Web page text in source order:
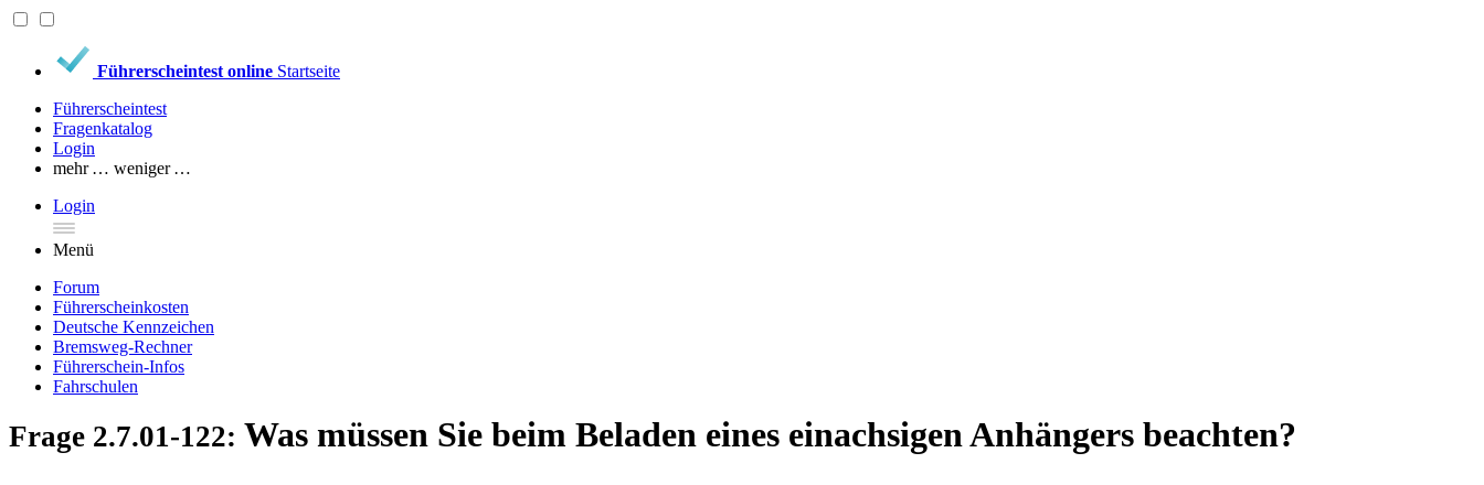
Führerscheintest online Startseite
Führerscheintest
Fragenkatalog
Login
mehr … weniger …
Login
Menü
Forum
Führerscheinkosten
Deutsche Kennzeichen
Bremsweg-Rechner
Führerschein-Infos
Fahrschulen
Frage 2.7.01-122: Was müssen Sie beim Beladen eines einachsigen Anhängers beachten?